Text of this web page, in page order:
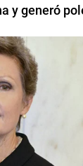
y generó